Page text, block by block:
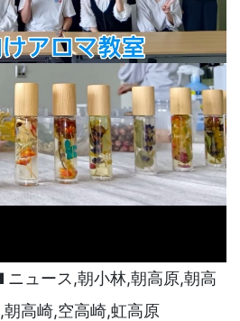
ニュース ,朝小林,朝高原,朝高
,朝高崎,空高崎,虹高原